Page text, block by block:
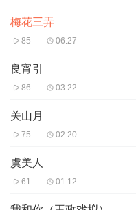
梅花三弄
85 06:27
良宵引
86 03:22
关山月
75 02:20
虞美人
61 01:12